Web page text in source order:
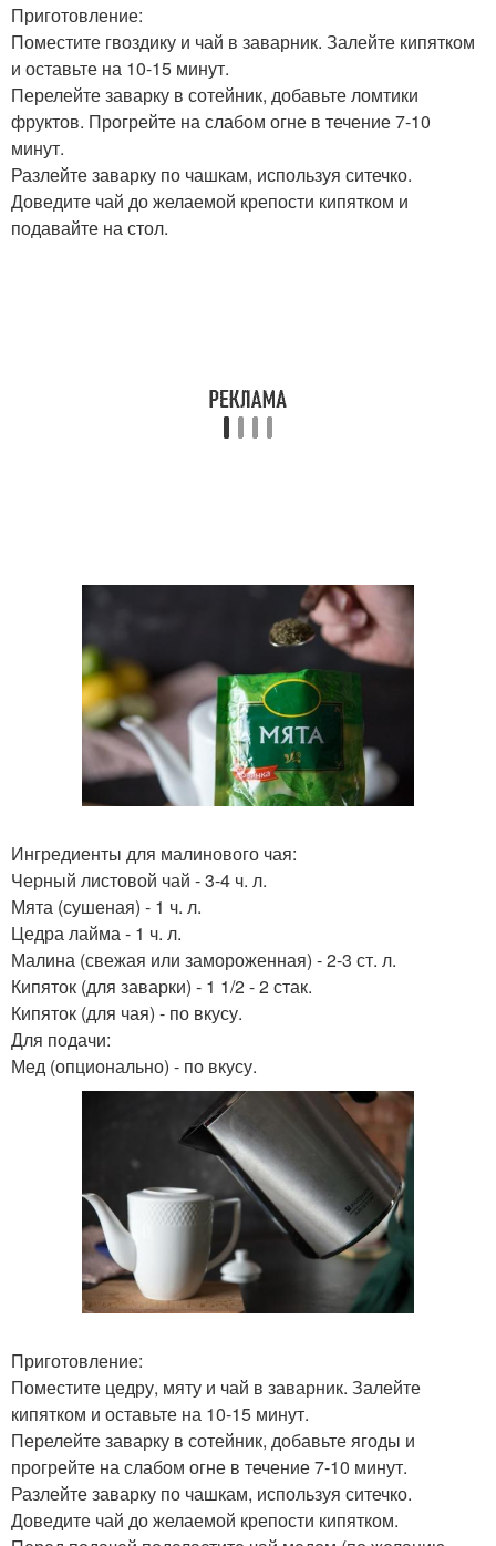
Приготовление:
Поместите гвоздику и чай в заварник. Залейте кипятком
и оставьте на 10-15 минут.
Перелейте заварку в сотейник, добавьте ломтики
фруктов. Прогрейте на слабом огне в течение 7-10
минут.
Разлейте заварку по чашкам, используя ситечко.
Доведите чай до желаемой крепости кипятком и
подавайте на стол.
Ингредиенты для малинового чая:
Черный листовой чай - 3-4 ч. л.
Мята (сушеная) - 1 ч. л.
Цедра лайма - 1 ч. л.
Малина (свежая или замороженная) - 2-3 ст. л.
Кипяток (для заварки) - 1 1/2 - 2 стак.
Кипяток (для чая) - по вкусу.
Для подачи:
Мед (опционально) - по вкусу.
Приготовление:
Поместите цедру, мяту и чай в заварник. Залейте
кипятком и оставьте на 10-15 минут.
Перелейте заварку в сотейник, добавьте ягоды и
прогрейте на слабом огне в течение 7-10 минут.
Разлейте заварку по чашкам, используя ситечко.
Доведите чай до желаемой крепости кипятком.